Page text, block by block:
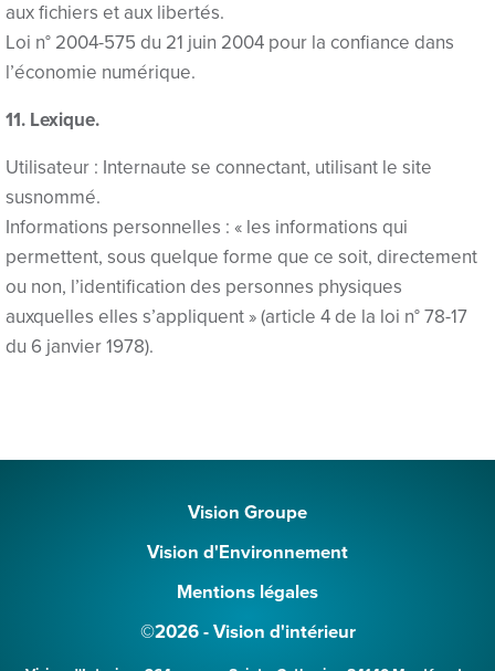
aux fichiers et aux libertés.
Loi n° 2004-575 du 21 juin 2004 pour la confiance dans
l’économie numérique.
11. Lexique.
Utilisateur : Internaute se connectant, utilisant le site
susnommé.
Informations personnelles : « les informations qui
permettent, sous quelque forme que ce soit, directement
ou non, l’identification des personnes physiques
auxquelles elles s’appliquent » (article 4 de la loi n° 78-17
du 6 janvier 1978).
Vision Groupe
Vision d'Environnement
Mentions légales
©2026 - Vision d'intérieur